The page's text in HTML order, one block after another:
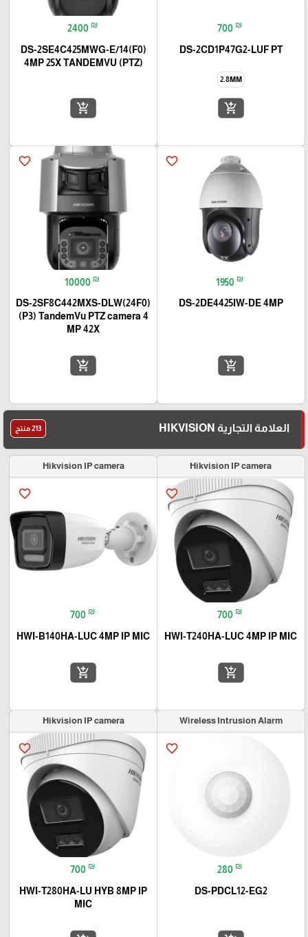
700 ₪
DS-2CD1P47G2-LUF PT
2.8MM
add_shopping_cart
2400 ₪
DS-2SE4C425MWG-E/14(F0)
4MP 25X TANDEMVU (PTZ)
add_shopping_cart
favorite_border
1950 ₪
DS-2DE4425IW-DE 4MP
add_shopping_cart
favorite_border
10000 ₪
DS-2SF8C442MXS-DLW(24F0)
(P3) TandemVu PTZ camera 4
MP 42X
add_shopping_cart
العلامة التجارية HIKVISION 213 منتج
Hikvision IP camera
favorite_border
700 ₪
HWI-T240HA-LUC 4MP IP MIC
add_shopping_cart
Hikvision IP camera
favorite_border
700 ₪
HWI-B140HA-LUC 4MP IP MIC
add_shopping_cart
Wireless Intrusion Alarm
favorite_border
280 ₪
DS-PDCL12-EG2
Hikvision IP camera
favorite_border
700 ₪
HWI-T280HA-LU HYB 8MP IP
MIC